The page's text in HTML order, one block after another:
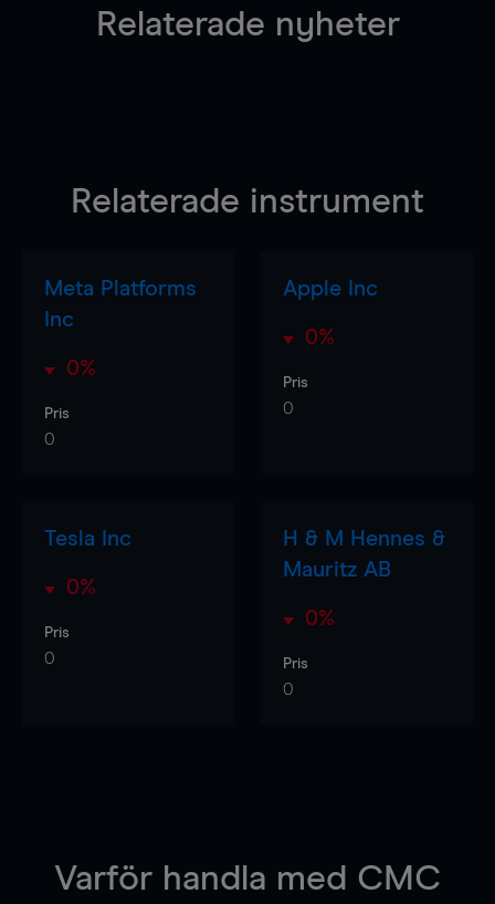
Relaterade nyheter
Relaterade instrument
Meta Platforms
Inc
0%
Pris
0
Apple Inc
0%
Pris
0
Tesla Inc
0%
Pris
0
H & M Hennes &
Mauritz AB
0%
Pris
0
Varför handla med CMC